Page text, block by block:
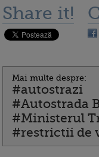
Share it!
Mai multe despre:
#autostrazi
#Autostrada
#Ministerul
#restrictii de